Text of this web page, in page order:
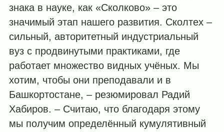
знака в науке, как «Сколково» – это
значимый этап нашего развития. Сколтех –
сильный, авторитетный индустриальный
вуз с продвинутыми практиками, где
работает множество видных учёных. Мы
хотим, чтобы они преподавали и в
Башкортостане, – резюмировал Радий
Хабиров. – Считаю, что благодаря этому
мы получим определённый кумулятивный